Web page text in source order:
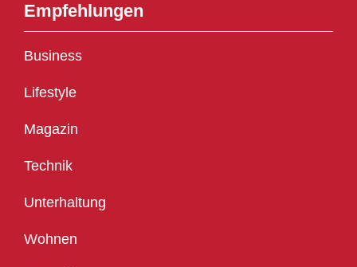
Empfehlungen
Business
Lifestyle
Magazin
Technik
Unterhaltung
Wohnen